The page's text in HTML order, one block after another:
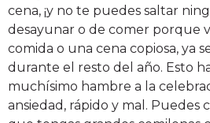
cena, ¡y no te puedes saltar
desayunar o de comer porque
comida o una cena copiosa, ya
durante el resto del año. Esto
muchísimo hambre a la
ansiedad, rápido y mal. Puedes